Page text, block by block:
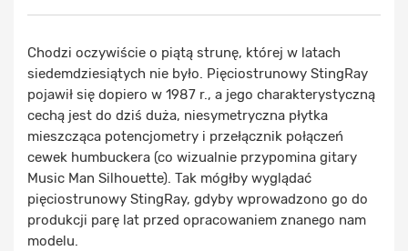
Chodzi oczywiście o piątą strunę, której w latach
siedemdziesiątych nie było. Pięciostrunowy StingRay
pojawił się dopiero w 1987 r., a jego charakterystyczną
cechą jest do dziś duża, niesymetryczna płytka
mieszcząca potencjometry i przełącznik połączeń
cewek humbuckera (co wizualnie przypomina gitary
Music Man Silhouette). Tak mógłby wyglądać
pięciostrunowy StingRay, gdyby wprowadzono go do
produkcji parę lat przed opracowaniem znanego nam
modelu.